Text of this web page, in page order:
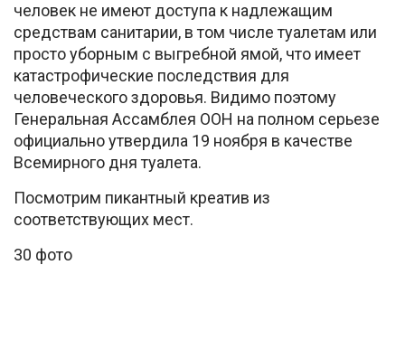
человек не имеют доступа к надлежащим
средствам санитарии, в том числе туалетам или
просто уборным с выгребной ямой, что имеет
катастрофические последствия для
человеческого здоровья. Видимо поэтому
Генеральная Ассамблея ООН на полном серьезе
официально утвердила 19 ноября в качестве
Всемирного дня туалета.
Посмотрим пикантный креатив из
соответствующих мест.
30 фото